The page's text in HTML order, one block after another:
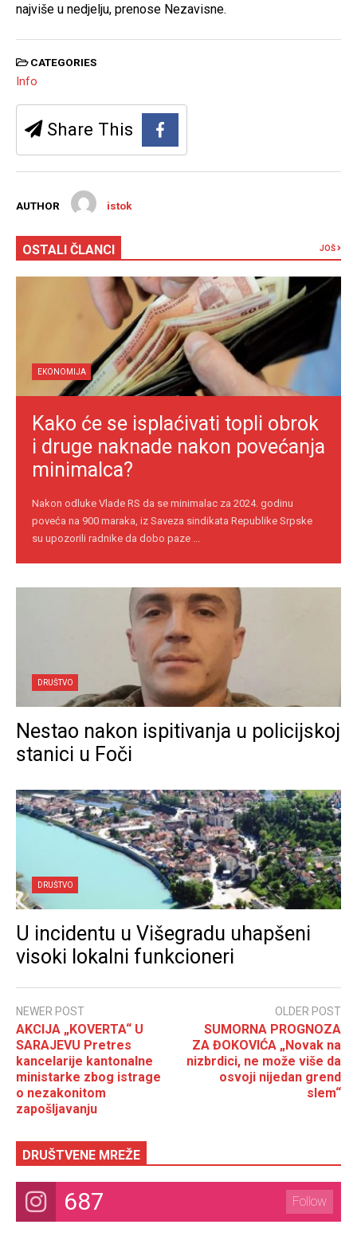
najviše u nedjelju, prenose Nezavisne.
CATEGORIES
Info
Share This
AUTHOR istok
OSTALI ČLANCI JOŠ
EKONOMIJA
Kako će se isplaćivati topli obrok
i druge naknade nakon povećanja
minimalca?
Nakon odluke Vlade RS da se minimalac za 2024. godinu
poveća na 900 maraka, iz Saveza sindikata Republike Srpske
su upozorili radnike da dobo paze ...
DRUŠTVO
Nestao nakon ispitivanja u policijskoj
stanici u Foči
DRUŠTVO
U incidentu u Višegradu uhapšeni
visoki lokalni funkcioneri
NEWER POST
AKCIJA „KOVERTA“ U
SARAJEVU Pretres
kancelarije kantonalne
ministarke zbog istrage
o nezakonitom
zapošljavanju
OLDER POST
SUMORNA PROGNOZA
ZA ĐOKOVIĆA „Novak na
nizbrdici, ne može više da
osvoji nijedan grend
slem“
DRUŠTVENE MREŽE
687 Follow